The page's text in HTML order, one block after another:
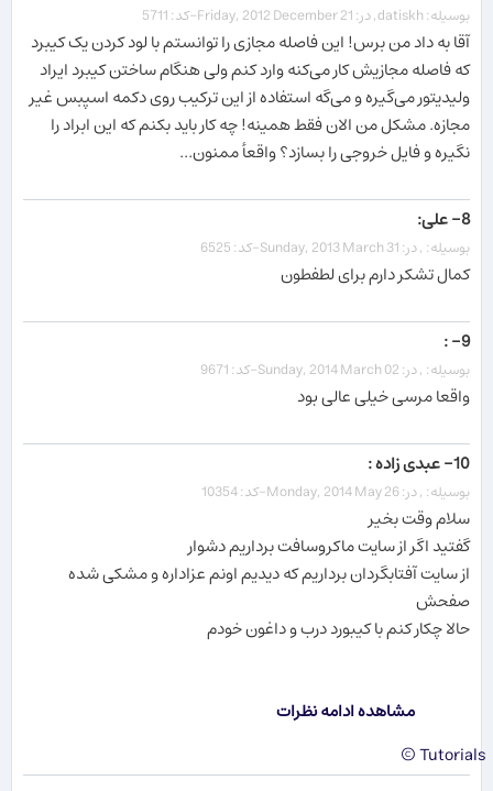
بوسیله: datiskh, در: Friday, 2012 December 21-کد: 5711
آقا به داد من برس! این فاصله مجازی را توانستم با لود کردن یک کیبرد
که فاصله مجازیش کار می‌کنه وارد کنم ولی هنگام ساختن کیبرد ایراد
ولیدیتور می‌گیره و می‌گه استفاده از این ترکیب روی دکمه اسپبس غیر
مجازه. مشکل من الان فقط همینه! چه کار باید بکنم که این ابراد را
نگیره و فایل خروجی را بسازد؟ واقعأ ممنون...
8- علی:
بوسیله: , در: Sunday, 2013 March 31-کد: 6525
کمال تشکر دارم برای لطفطون
9- :
بوسیله: , در: Sunday, 2014 March 02-کد: 9671
واقعا مرسی خیلی عالی بود
10- عبدی زاده :
بوسیله: , در: Monday, 2014 May 26-کد: 10354
سلام وقت بخیر
گفتید اگر از سایت ماکروسافت برداریم دشوار
از سایت آفتابگردان برداریم که دیدیم اونم عزاداره و مشکی شده
صفحش
حالا چکار کنم با کیبورد درب و داغون خودم
مشاهده ادامه نظرات
Tutorials ©